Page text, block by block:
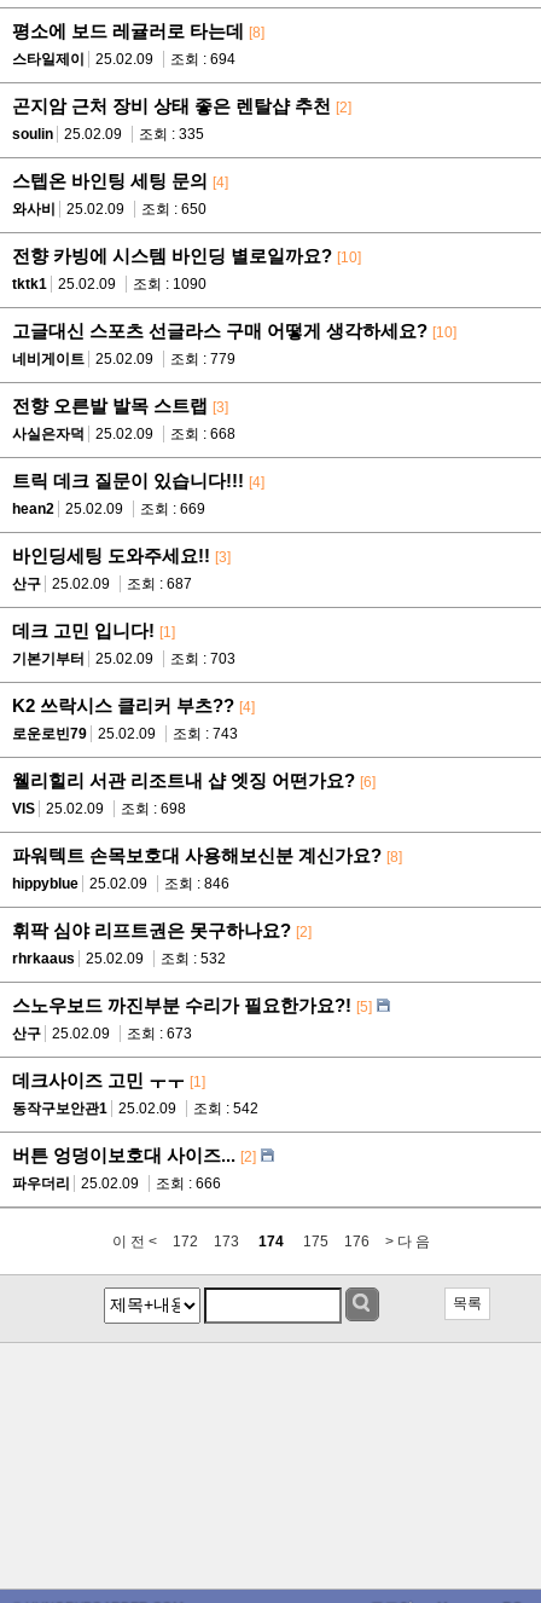
평소에 보드 레귤러로 타는데 [8]
스타일제이
25.02.09 조회 : 694
곤지암 근처 장비 상태 좋은 렌탈샵 추천 [2]
soulin
25.02.09 조회 : 335
스텝온 바인팅 세팅 문의 [4]
와사비
25.02.09 조회 : 650
전향 카빙에 시스템 바인딩 별로일까요? [10]
tktk1
25.02.09 조회 : 1090
고글대신 스포츠 선글라스 구매 어떻게 생각하세요? [10]
네비게이트
25.02.09 조회 : 779
전향 오른발 발목 스트랩 [3]
사실은자덕
25.02.09 조회 : 668
트릭 데크 질문이 있습니다!!! [4]
hean2
25.02.09 조회 : 669
바인딩세팅 도와주세요!! [3]
산구
25.02.09 조회 : 687
데크 고민 입니다! [1]
기본기부터
25.02.09 조회 : 703
K2 쓰락시스 클리커 부츠?? [4]
로운로빈79
25.02.09 조회 : 743
웰리힐리 서관 리조트내 샵 엣징 어떤가요? [6]
VIS
25.02.09 조회 : 698
파워텍트 손목보호대 사용해보신분 계신가요? [8]
hippyblue
25.02.09 조회 : 846
휘팍 심야 리프트권은 못구하나요? [2]
rhrkaaus
25.02.09 조회 : 532
스노우보드 까진부분 수리가 필요한가요?! [5]
산구
25.02.09 조회 : 673
데크사이즈 고민 ㅜㅜ [1]
동작구보안관1
25.02.09 조회 : 542
버튼 엉덩이보호대 사이즈... [2]
파우더리
25.02.09 조회 : 666
이 전 < 172 173 174 175 176 > 다 음
목록